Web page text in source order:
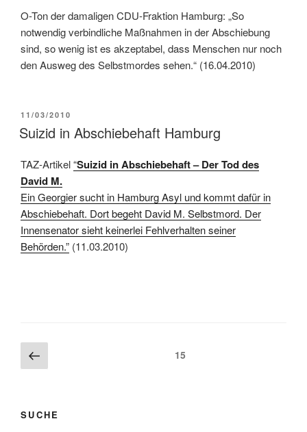
O-Ton der damaligen CDU-Fraktion Hamburg: „So
notwendig verbindliche Maßnahmen in der Abschiebung
sind, so wenig ist es akzeptabel, dass Menschen nur noch
den Ausweg des Selbstmordes sehen.“ (16.04.2010)
11/03/2010
Suizid in Abschiebehaft Hamburg
TAZ-Artikel“Suizid in Abschiebehaft –Der Tod des
David M.
Ein Georgier sucht in Hamburg Asyl und kommt dafür in
Abschiebehaft. Dort begeht David M. Selbstmord. Der
Innensenator sieht keinerlei Fehlverhalten seiner
Behörden.” (11.03.2010)
15
SUCHE